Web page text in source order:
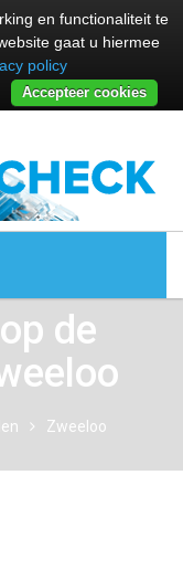
de
Zweeloo
en functionaliteit te
gaat u hiermee
policy
Accepteer cookies